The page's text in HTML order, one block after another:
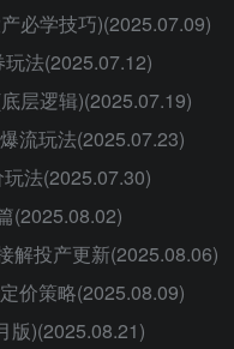
必学技巧)(2025.07.09)
玩法(2025.07.12)
层逻辑)(2025.07.19)
流玩法(2025.07.23)
玩法(2025.07.30)
(2025.08.02)
解投产更新(2025.08.06)
定价策略(2025.08.09)
版)(2025.08.21)